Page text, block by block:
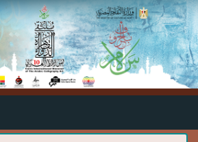
Skip to main content